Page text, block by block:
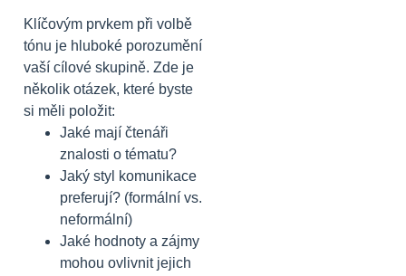
Klíčovým prvkem při volbě
tónu je hluboké porozumění
vaší cílové skupině. Zde je
několik otázek, které byste
si měli položit:
Jaké mají čtenáři
znalosti o tématu?
Jaký styl komunikace
preferují? (formální vs.
neformální)
Jaké hodnoty a zájmy
mohou ovlivnit jejich